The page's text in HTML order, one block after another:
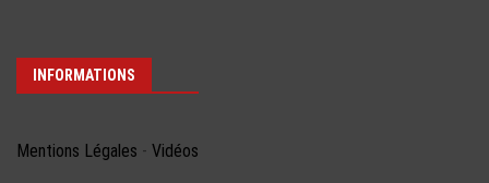
INFORMATIONS
Mentions Légales - Vidéos